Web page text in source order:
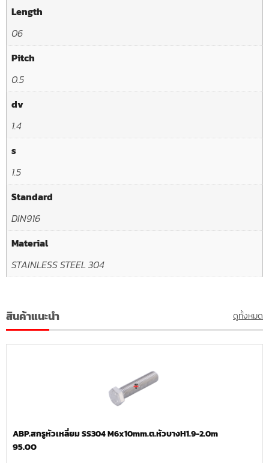
Length
06
Pitch
0.5
dv
1.4
s
1.5
Standard
DIN916
Material
STAINLESS STEEL 304
สินค้าแนะนำ ดูทั้งหมด
ABP.สกรูหัวเหลี่ยม SS304 M6x10mm.ต.หัวบางH1.9-2.0m
95.00